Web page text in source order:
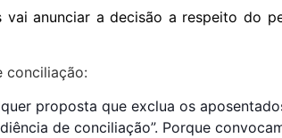
anunciar a decisão a respeito do
conciliação:
proposta que exclua os
de conciliação”. Porque